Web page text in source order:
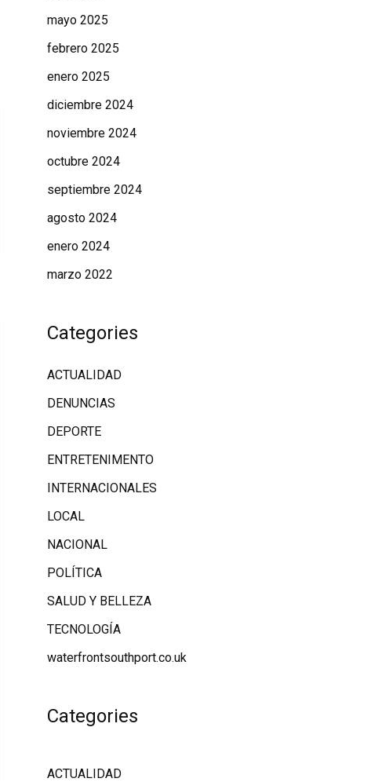
mayo 2025
febrero 2025
enero 2025
diciembre 2024
noviembre 2024
octubre 2024
septiembre 2024
agosto 2024
enero 2024
marzo 2022
Categories
ACTUALIDAD
DENUNCIAS
DEPORTE
ENTRETENIMENTO
INTERNACIONALES
LOCAL
NACIONAL
POLÍTICA
SALUD Y BELLEZA
TECNOLOGÍA
waterfrontsouthport.co.uk
Categories
ACTUALIDAD